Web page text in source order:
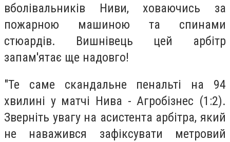
вболівальників Ниви, ховаючись за
пожарною машиною та спинами
стюардів. Вишнівець цей арбітр
запам'ятає ще надовго!
"Те саме скандальне пенальті на 94
хвилині у матчі Нива - Агробізнес (1:2).
Зверніть увагу на асистента арбітра, який
не наважився зафіксувати метровий